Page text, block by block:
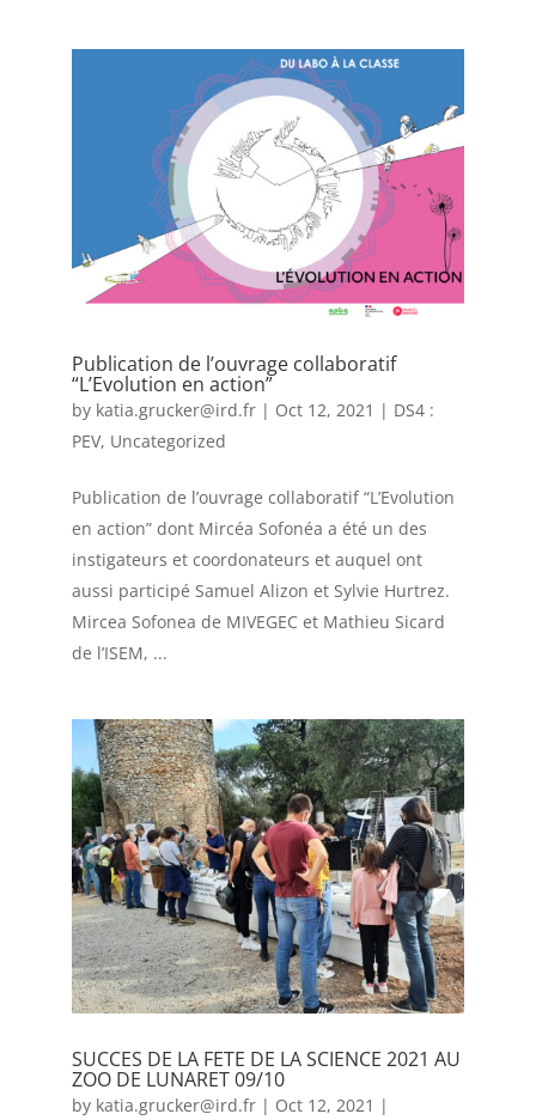
Publication de l’ouvrage collaboratif
“L’Evolution en action”
by katia.grucker@ird.fr| Oct 12, 2021 | DS4 :
PEV, Uncategorized
Publication de l’ouvrage collaboratif “L’Evolution
en action” dont Mircéa Sofonéa a été un des
instigateurs et coordonateurs et auquel ont
aussi participé Samuel Alizon et Sylvie Hurtrez.
Mircea Sofonea de MIVEGEC et Mathieu Sicard
de l’ISEM, ...
SUCCES DE LA FETE DE LA SCIENCE 2021 AU
ZOO DE LUNARET 09/10
by katia.grucker@ird.fr| Oct 12, 2021 |